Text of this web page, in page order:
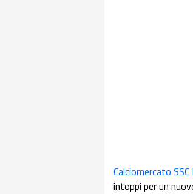
Calciomercato SSC
intoppi per un